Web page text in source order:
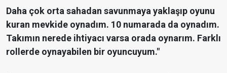
Daha çok orta sahadan savunmaya yaklaşıp oyunu
kuran mevkide oynadım. 10 numarada da oynadım.
Takımın nerede ihtiyacı varsa orada oynarım. Farklı
rollerde oynayabilen bir oyuncuyum."